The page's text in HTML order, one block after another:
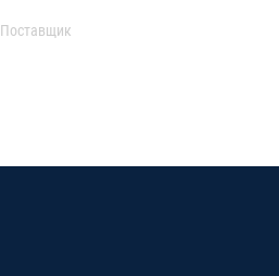
Поставщик